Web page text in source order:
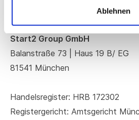
Ablehnen
E-Mail: info@digihub.de
Start2 Group GmbH
Balanstraße 73 | Haus 19 B/ EG
81541 München
Handelsregister: HRB 172302
Registergericht: Amtsgericht